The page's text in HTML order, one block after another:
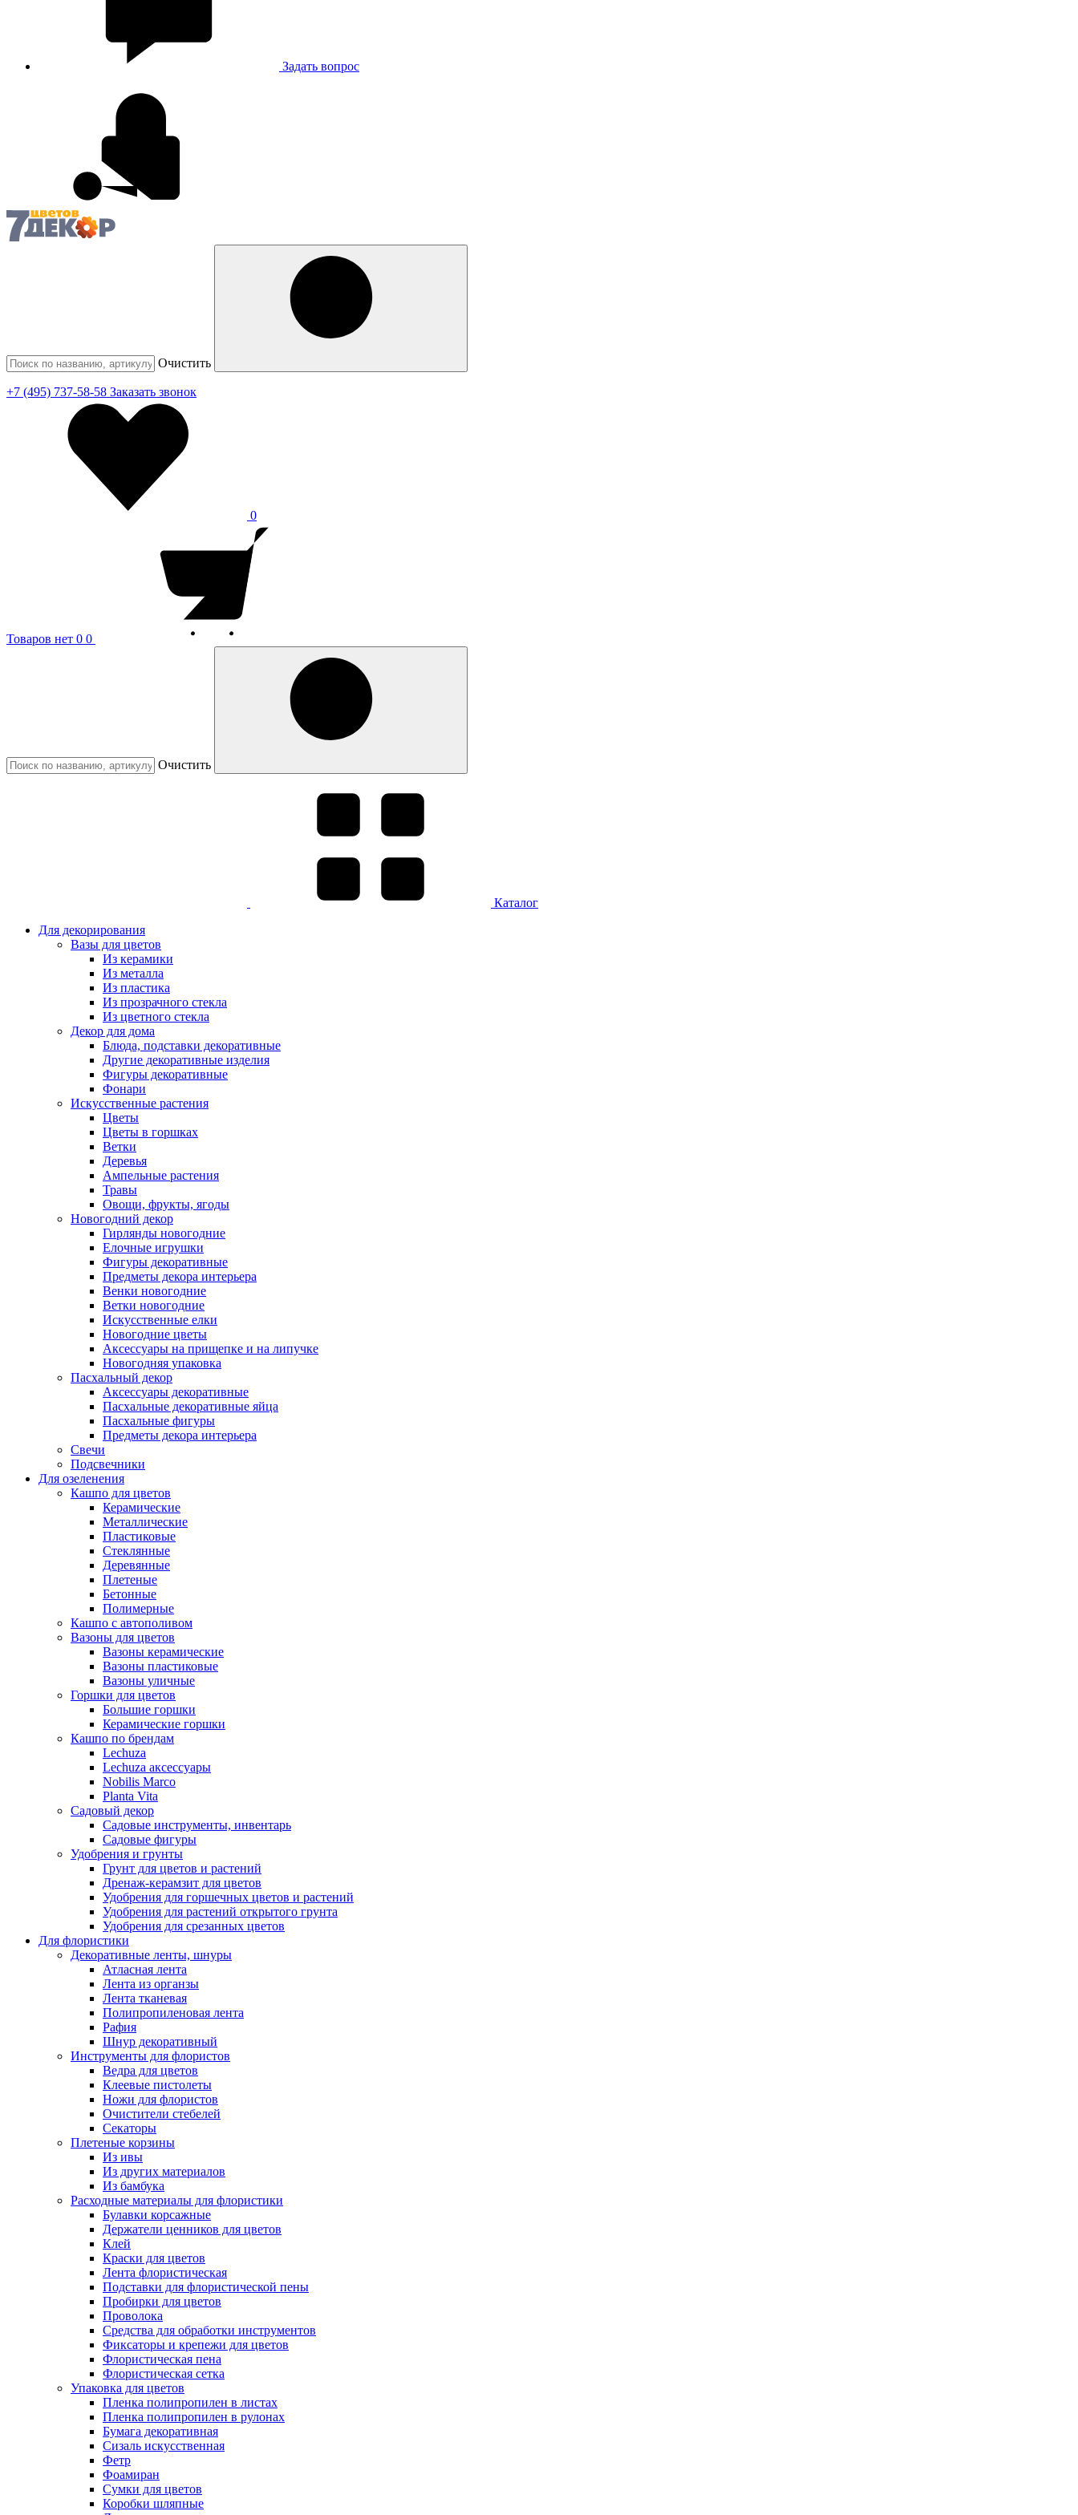
Задать вопрос
Очистить
+7 (495) 737-58-58 Заказать звонок
0
Товаров нет 0 0
Очистить
Каталог
Для декорирования
Вазы для цветов
Из керамики
Из металла
Из пластика
Из прозрачного стекла
Из цветного стекла
Декор для дома
Блюда, подставки декоративные
Другие декоративные изделия
Фигуры декоративные
Фонари
Искусственные растения
Цветы
Цветы в горшках
Ветки
Деревья
Ампельные растения
Травы
Овощи, фрукты, ягоды
Новогодний декор
Гирлянды новогодние
Елочные игрушки
Фигуры декоративные
Предметы декора интерьера
Венки новогодние
Ветки новогодние
Искусственные елки
Новогодние цветы
Аксессуары на прищепке и на липучке
Новогодняя упаковка
Пасхальный декор
Аксессуары декоративные
Пасхальные декоративные яйца
Пасхальные фигуры
Предметы декора интерьера
Свечи
Подсвечники
Для озеленения
Кашпо для цветов
Керамические
Металлические
Пластиковые
Стеклянные
Деревянные
Плетеные
Бетонные
Полимерные
Кашпо с автополивом
Вазоны для цветов
Вазоны керамические
Вазоны пластиковые
Вазоны уличные
Горшки для цветов
Большие горшки
Керамические горшки
Кашпо по брендам
Lechuza
Lechuza аксессуары
Nobilis Marco
Planta Vita
Садовый декор
Садовые инструменты, инвентарь
Садовые фигуры
Удобрения и грунты
Грунт для цветов и растений
Дренаж-керамзит для цветов
Удобрения для горшечных цветов и растений
Удобрения для растений открытого грунта
Удобрения для срезанных цветов
Для флористики
Декоративные ленты, шнуры
Атласная лента
Лента из органзы
Лента тканевая
Полипропиленовая лента
Рафия
Шнур декоративный
Инструменты для флористов
Ведра для цветов
Клеевые пистолеты
Ножи для флористов
Очистители стебелей
Секаторы
Плетеные корзины
Из ивы
Из других материалов
Из бамбука
Расходные материалы для флористики
Булавки корсажные
Держатели ценников для цветов
Клей
Краски для цветов
Лента флористическая
Подставки для флористической пены
Пробирки для цветов
Проволока
Средства для обработки инструментов
Фиксаторы и крепежи для цветов
Флористическая пена
Флористическая сетка
Упаковка для цветов
Пленка полипропилен в листах
Пленка полипропилен в рулонах
Бумага декоративная
Сизаль искусственная
Фетр
Фоамиран
Сумки для цветов
Коробки шляпные